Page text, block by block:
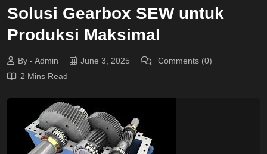
Solusi Gearbox SEW untuk
Produksi Maksimal
By - Admin June 3, 2025
Comments (0)
2 Mins Read